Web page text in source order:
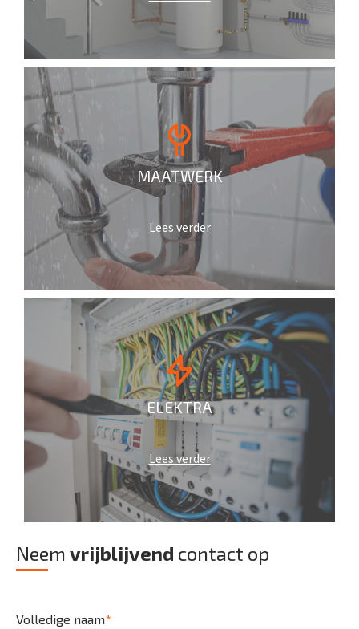
MAATWERK
Lees verder
ELEKTRA
Lees verder
Neem vrijblijvend contact op
Volledige naam*